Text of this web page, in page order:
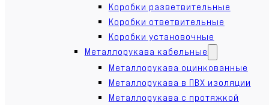
Коробки разветвительные
Коробки ответвительные
Коробки установочные
Металлорукава кабельные
Металлорукава оцинкованные
Металлорукава в ПВХ изоляции
Металлорукава с протяжкой